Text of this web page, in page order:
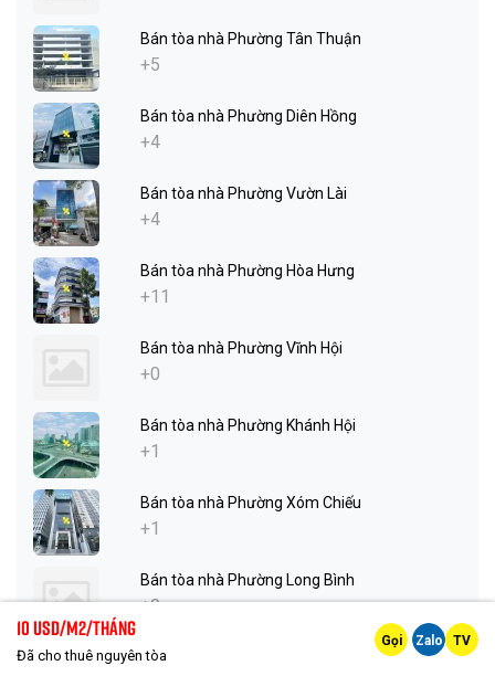
Bán tòa nhà Phường Tân Thuận
+5
Bán tòa nhà Phường Diên Hồng
+4
Bán tòa nhà Phường Vườn Lài
+4
Bán tòa nhà Phường Hòa Hưng
+11
Bán tòa nhà Phường Vĩnh Hội
+0
Bán tòa nhà Phường Khánh Hội
+1
Bán tòa nhà Phường Xóm Chiếu
+1
Bán tòa nhà Phường Long Bình
+0
Bán tòa nhà Phường Phước Long
10 Usd/m2/tháng
Đã cho thuê nguyên tòa
Gọi Zalo TV